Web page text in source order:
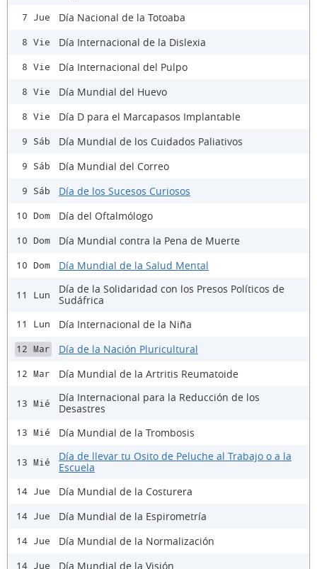
7 Jue Día Nacional de la Totoaba
8 Vie Día Internacional de la Dislexia
8 Vie Día Internacional del Pulpo
8 Vie Día Mundial del Huevo
8 Vie Día D para el Marcapasos Implantable
9 Sáb Día Mundial de los Cuidados Paliativos
9 Sáb Día Mundial del Correo
9 Sáb Día de los Sucesos Curiosos
10 Dom Día del Oftalmólogo
10 Dom Día Mundial contra la Pena de Muerte
10 Dom Día Mundial de la Salud Mental
11 Lun
Día de la Solidaridad con los Presos Políticos de
Sudáfrica
11 Lun Día Internacional de la Niña
12 Mar Día de la Nación Pluricultural
12 Mar Día Mundial de la Artritis Reumatoide
13 Mié
Día Internacional para la Reducción de los
Desastres
13 Mié Día Mundial de la Trombosis
13 Mié
Día de llevar tu Osito de Peluche al Trabajo o a la
Escuela
14 Jue Día Mundial de la Costurera
14 Jue Día Mundial de la Espirometría
14 Jue Día Mundial de la Normalización
14 Jue Día Mundial de la Visión